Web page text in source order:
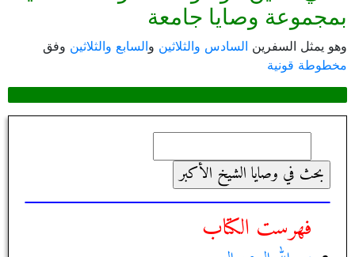
بمجموعة وصايا جامعة
وهو يمثل السفرين السادس والثلاثين والسابع والثلاثين وفق
مخطوطة قونية
فهرست الكتاب